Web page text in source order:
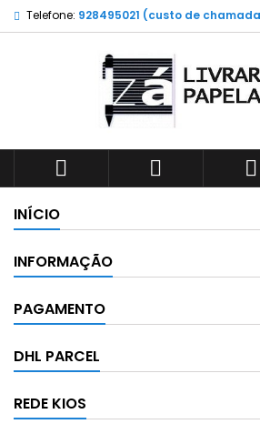
Telefone: 928495021 (custo de
  
INÍCIO
INFORMAÇÃO
PAGAMENTO
DHL PARCEL
REDE KIOS